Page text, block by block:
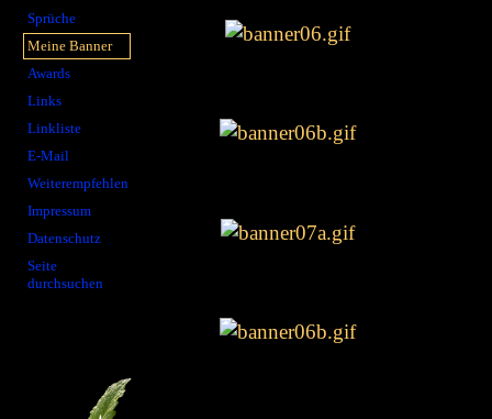
Sprüche
Meine Banner
Awards
Links
Linkliste
E-Mail
Weiterempfehlen
Impressum
Datenschutz
Seite
durchsuchen